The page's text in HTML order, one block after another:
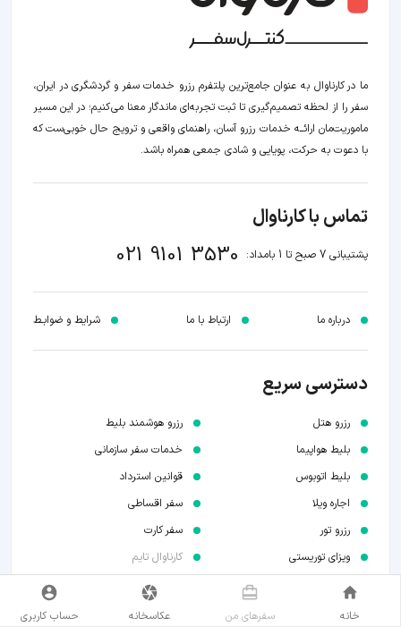
ما در کارناوال به عنوان جامع‌ترین پلتفرم رزرو خدمات سفر و گردشگری در ایران،
سفر را از لحظه‌ تصمیم‌گیری تا ثبت تجربه‌ای ماندگار معنا می‌کنیم؛ در این مسیر‍
ماموریت‌مان اراﺋــﻪ خدمات رزرو آسان، راهنمای واقعی و ترویج حال خوبی‌ست که
با دعوت به حرکت، پویایی و شادی جمعی همراه باشد.
تماس با کارناوال
پشتیبانی 7 صبح تا 1 بامداد: 021 9101 3530
درباره ما ارتباط با ما شرایط و ضوابـط
دسترسی سریع
رزرو هتل
بلیط هواپیما
بلیط اتوبوس
اجاره ویلا
رزرو تور
ویزای توریستی
رزرو هوشمند بلیط
خدمات سفر سازمانی
قوانین استرداد
سفر اقساطی
سفر کارت
کارناوال تایم
خانه سفر‌های من عکاسخانه حساب کاربری